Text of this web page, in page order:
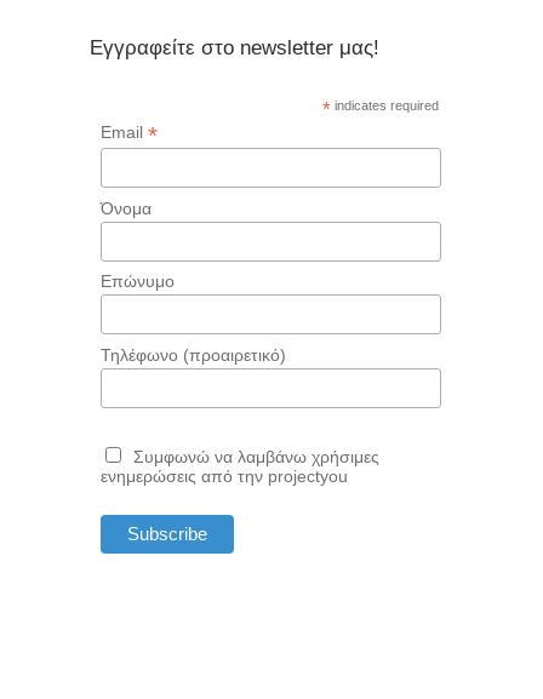
Εγγραφείτε στο newsletter μας!
* indicates required
Email *
Όνομα
Επώνυμο
Τηλέφωνο (προαιρετικό)
Συμφωνώ να λαμβάνω χρήσιμες
ενημερώσεις από την projectyou